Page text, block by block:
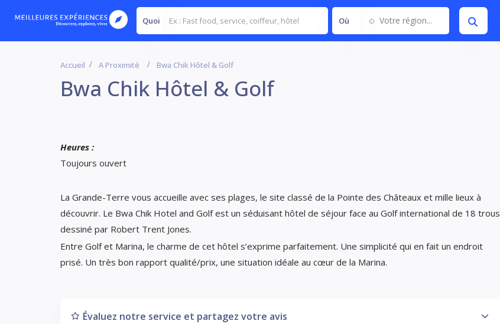
Quoi Où Votre région...
Accueil A Proximité Bwa Chik Hôtel & Golf
Bwa Chik Hôtel & Golf
Heures :
Toujours ouvert
La Grande-Terre vous accueille avec ses plages, le site classé de la Pointe des Châteaux et mille lieux à
découvrir. Le Bwa Chik Hotel and Golf est un séduisant hôtel de séjour face au Golf international de 18 trous
dessiné par Robert Trent Jones.
Entre Golf et Marina, le charme de cet hôtel s’exprime parfaitement. Une simplicité qui en fait un endroit
prisé. Un très bon rapport qualité/prix, une situation idéale au cœur de la Marina.
Évaluez notre service et partagez votre avis